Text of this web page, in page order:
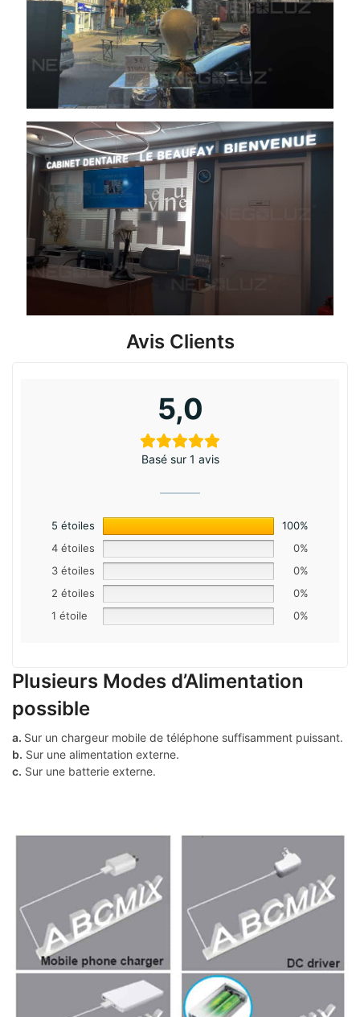
Avis Clients
5,0
Basé sur 1 avis
5 étoiles
100%
4 étoiles
0%
3 étoiles
0%
2 étoiles
0%
1 étoile
0%
Plusieurs Modes d’Alimentation
possible
a. Sur un chargeur mobile de téléphone suffisamment puissant.
b. Sur une alimentation externe.
c. Sur une batterie externe.